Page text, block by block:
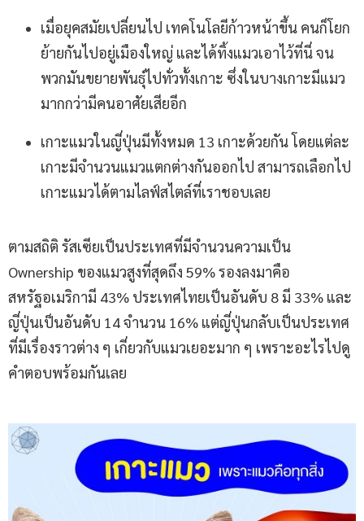
เมื่อยุคสมัยเปลี่ยนไป เทคโนโลยีก้าวหน้าขึ้น คนก็โยก
ย้ายกันไปอยู่เมืองใหญ่ และได้ทิ้งแมวเอาไว้ที่นี่ จน
พวกมันขยายพันธุ์ไปทั่วทั้งเกาะ ซึ่งในบางเกาะมีแมว
มากกว่ามีคนอาศัยเสียอีก
เกาะแมวในญี่ปุ่นมีทั้งหมด 13 เกาะด้วยกัน โดยแต่ละ
เกาะมีจำนวนแมวแตกต่างกันออกไป สามารถเลือกไป
เกาะแมวได้ตามไลฟ์สไตล์ที่เราชอบเลย
ตามสถิติ รัสเซียเป็นประเทศที่มีจำนวนความเป็น
Ownership ของแมวสูงที่สุดถึง 59% รองลงมาคือ
สหรัฐอเมริกามี 43% ประเทศไทยเป็นอันดับ 8 มี 33% และ
ญี่ปุ่นเป็นอันดับ 14 จำนวน 16% แต่ญี่ปุ่นกลับเป็นประเทศ
ที่มีเรื่องราวต่าง ๆ เกี่ยวกับแมวเยอะมาก ๆ เพราะอะไรไปดู
คำตอบพร้อมกันเลย